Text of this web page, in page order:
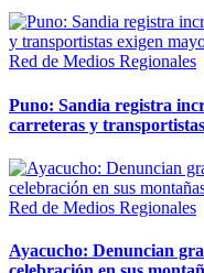
Red de Medios Regionales
Puno: Sandia registra
carreteras y
Red de Medios Regionales
Ayacucho: Denuncian